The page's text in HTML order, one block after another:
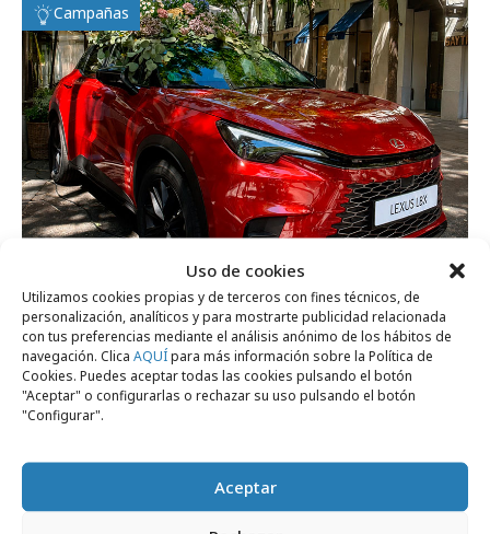
Uso de cookies
Utilizamos cookies propias y de terceros con fines técnicos, de
personalización, analíticos y para mostrarte publicidad relacionada
con tus preferencias mediante el análisis anónimo de los hábitos de
navegación. Clica AQUÍpara más información sobre la Política de
Cookies. Puedes aceptar todas las cookies pulsando el botón
"Aceptar" o configurarlas o rechazar su uso pulsando el botón
"Configurar".
Aceptar
Campañas
martes, 30 de junio 2026
Lexus hace del mercado de las flores un
laboratorio creativo
Agencias